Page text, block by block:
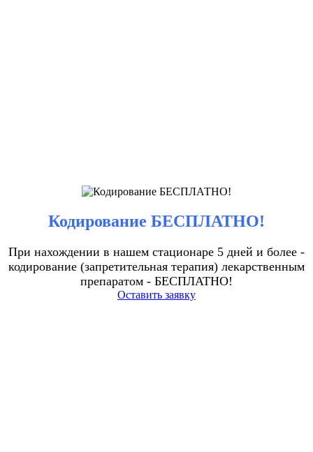
Кодирование БЕСПЛАТНО!
При нахождении в нашем стационаре 5 дней и более -
кодирование (запретительная терапия) лекарственным
препаратом - БЕСПЛАТНО!
Оставить заявку